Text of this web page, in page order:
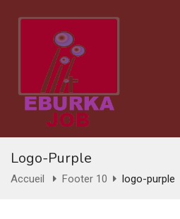
Logo-Purple
Accueil Footer 10 logo-purple